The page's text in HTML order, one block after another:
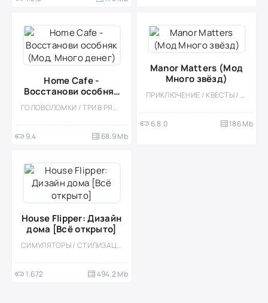
Home Cafe -
Восстанови особняк
(Мод, Много денег)ГОЛОВОЛОМКИ / ТРИ В РЯД / КАЗУАЛЬНЫЕ / ОДНОПОЛЬЗОВАТЕЛЬСКИЕ / СТИЛИЗАЦИЯ / ОФЛАЙН / МОД / ВСТРОЕННЫЙ КЕШ / СИМУЛЯТОРЫ / ДЛЯ ДЕТЕЙ / ДЕВОЧКАМ / МАЛЕНЬКАЯ
9.4 68.9 Mb
Manor Matters (Мод
Много звёзд)
ПРИКЛЮЧЕНИЕ / КВЕСТЫ / ГОЛОВОЛОМКИ / КАЗУАЛЬНЫЕ / ОДНОПОЛЬЗОВАТЕЛЬСКИЕ / СТИЛИЗАЦИЯ / ОФЛАЙН
6.8.0 186 Mb
House Flipper: Дизайн
дома [Всё открыто]
СИМУЛЯТОРЫ / СТИЛИЗАЦИЯ / КАЗУАЛЬНЫЕ / ОДНОПОЛЬЗОВАТЕЛЬСКИЕ / ОФЛАЙН / РЕАЛИЗМ / ДЛЯ ДЕТЕЙ / МОД / ВСТРОЕННЫЙ КЕШ / БОЛЬШАЯ / 3D
1.672 494.2 Mb